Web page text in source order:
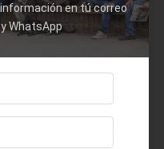
bajo
en tú correo
WhatsApp